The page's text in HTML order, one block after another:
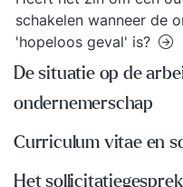
schakelen wanneer de
'hopeloos geval' is?
De situatie op de
ondernemerschap
Curriculum vitae en
Het sollicitatiegesprek